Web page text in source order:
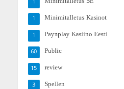
1
Minimitalletus Kasinot
1
Paynplay Kasiino Eesti
1
Public
60
review
15
Spellen
3